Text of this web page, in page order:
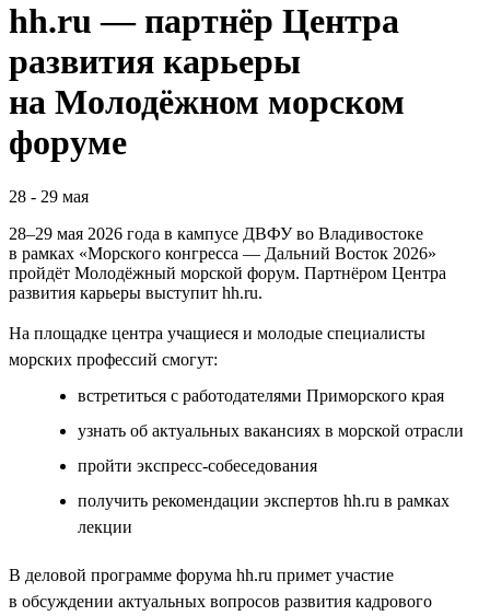
hh.ru — партнёр Центра
развития карьеры
на Молодёжном морском
форуме
28 - 29 мая
28–29 мая 2026 года в кампусе ДВФУ во Владивостоке
в рамках «Морского конгресса — Дальний Восток 2026»
пройдёт Молодёжный морской форум. Партнёром Центра
развития карьеры выступит hh.ru.
На площадке центра учащиеся и молодые специалисты
морских профессий смогут:
встретиться с работодателями Приморского края
узнать об актуальных вакансиях в морской отрасли
пройти экспресс-собеседования
получить рекомендации экспертов hh.ru в рамках
лекции
В деловой программе форума hh.ru примет участие
в обсуждении актуальных вопросов развития кадрового